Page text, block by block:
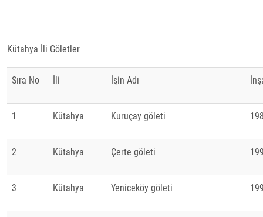
Kütahya İli Göletler
Sıra No İli İşin Adı
1 Kütahya Kuruçay göleti
2 Kütahya Çerte göleti
3 Kütahya Yeniceköy göleti